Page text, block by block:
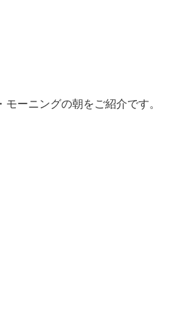
ーニングの朝をご紹介です。